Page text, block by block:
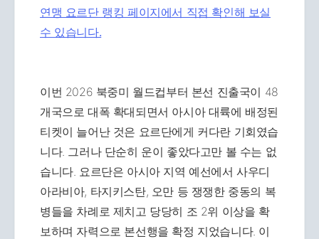
연맹 요르단 랭킹 페이지에서 직접 확인해 보실
수 있습니다.
이번 2026 북중미 월드컵부터 본선 진출국이 48
개국으로 대폭 확대되면서 아시아 대륙에 배정된
티켓이 늘어난 것은 요르단에게 커다란 기회였습
니다. 그러나 단순히 운이 좋았다고만 볼 수는 없
습니다. 요르단은 아시아 지역 예선에서 사우디
아라비아, 타지키스탄, 오만 등 쟁쟁한 중동의 복
병들을 차례로 제치고 당당히 조 2위 이상을 확
보하며 자력으로 본선행을 확정 지었습니다. 이